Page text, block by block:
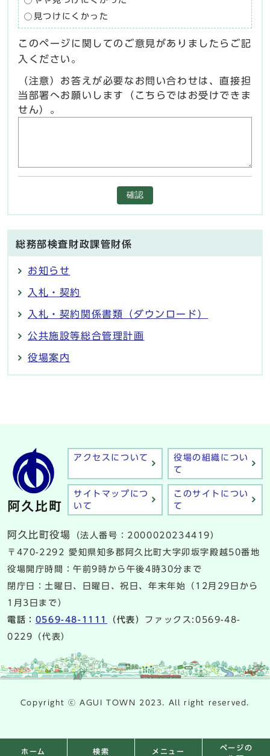
ホーム 検索 メニュー
ページの
見つけにくかった
このページに関してのご意見がありましたらご記
入ください。
（注意）お答えが必要なお問い合わせは、直接担
当部署へお願いします（こちらではお受けできま
せん）。
確認
総務部検査財政課管財係
お知らせ
入札・契約
入札・契約関係書類（ダウンロード）
公共施設等総合管理計画
役場案内
アクセスについて
役場の組織につい
て
サイトマップにつ
いて
このサイトについ
て
阿久比町役場
（法人番号：2000020234419）
〒470-2292 愛知県知多郡阿久比町大字卯坂字殿越50番地
役場開庁時間：午前9時から午後4時30分まで
閉庁日：土曜日、日曜日、祝日、年末年始（12月29日から
1月3日まで）
電話： 0569-48-1111 （代表） ファックス:0569-48-
0229（代表）
Copyright ⓒ AGUI TOWN 2023. All right reserved.